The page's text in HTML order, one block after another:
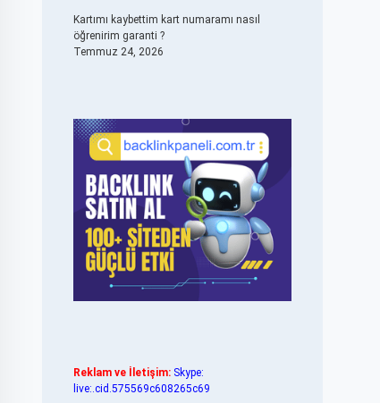
Kartımı kaybettim kart numaramı nasıl
öğrenirim garanti ?
Temmuz 24, 2026
Reklam ve İletişim: Skype:
live:.cid.575569c608265c69